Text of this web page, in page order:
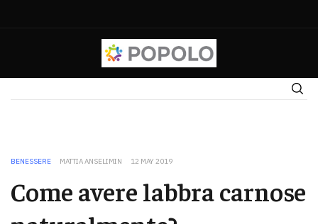
BENESSERE MATTIA ANSELIMIN 12 MAY 2019
Come avere labbra carnose